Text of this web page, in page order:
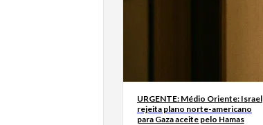
URGENTE: Médio Oriente: Israel
rejeita plano norte-americano
para Gaza aceite pelo Hamas